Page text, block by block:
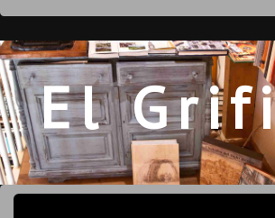
El